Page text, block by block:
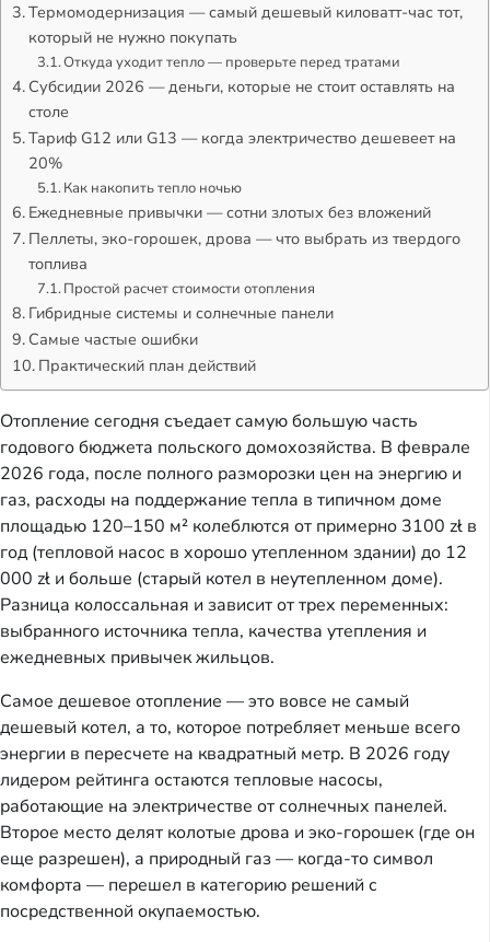
Термомодернизация — самый дешевый киловатт-час тот,
который не нужно покупать
Откуда уходит тепло — проверьте перед тратами
Субсидии 2026 — деньги, которые не стоит оставлять на
столе
Тариф G12 или G13 — когда электричество дешевеет на
20%
Как накопить тепло ночью
Ежедневные привычки — сотни злотых без вложений
Пеллеты, эко-горошек, дрова — что выбрать из твердого
топлива
Простой расчет стоимости отопления
Гибридные системы и солнечные панели
Самые частые ошибки
Практический план действий
Отопление сегодня съедает самую большую часть
годового бюджета польского домохозяйства. В феврале
2026 года, после полного разморозки цен на энергию и
газ, расходы на поддержание тепла в типичном доме
площадью 120–150 м² колеблются от примерно 3100 zł в
год (тепловой насос в хорошо утепленном здании) до 12
000 zł и больше (старый котел в неутепленном доме).
Разница колоссальная и зависит от трех переменных:
выбранного источника тепла, качества утепления и
ежедневных привычек жильцов.
Самое дешевое отопление — это вовсе не самый
дешевый котел, а то, которое потребляет меньше всего
энергии в пересчете на квадратный метр. В 2026 году
лидером рейтинга остаются тепловые насосы,
работающие на электричестве от солнечных панелей.
Второе место делят колотые дрова и эко-горошек (где он
еще разрешен), а природный газ — когда-то символ
комфорта — перешел в категорию решений с
посредственной окупаемостью.